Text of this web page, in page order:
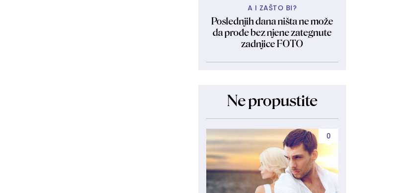
A I ZAŠTO BI?
Poslednjih dana ništa ne može
da prođe bez njene zategnute
zadnjice FOTO
Ne propustite
0